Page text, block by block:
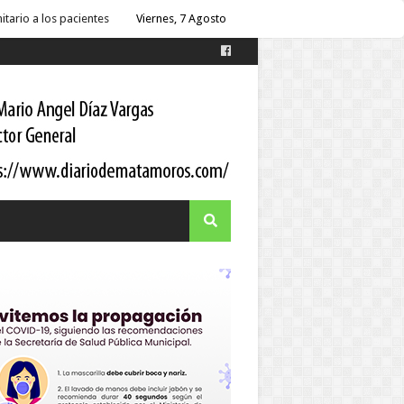
a los pacientes
Viernes, 7 Agosto